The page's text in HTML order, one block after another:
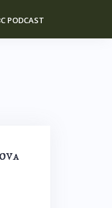
PODCAST